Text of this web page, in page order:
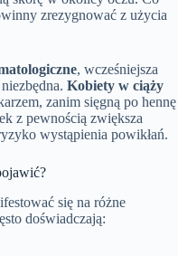
zrezygnować z użycia
, wcześniejsza
Kobiety w ciąży
zanim sięgną po hennę
z pewnością zwiększa
wystąpienia powikłań.
się na różne
doświadczają: